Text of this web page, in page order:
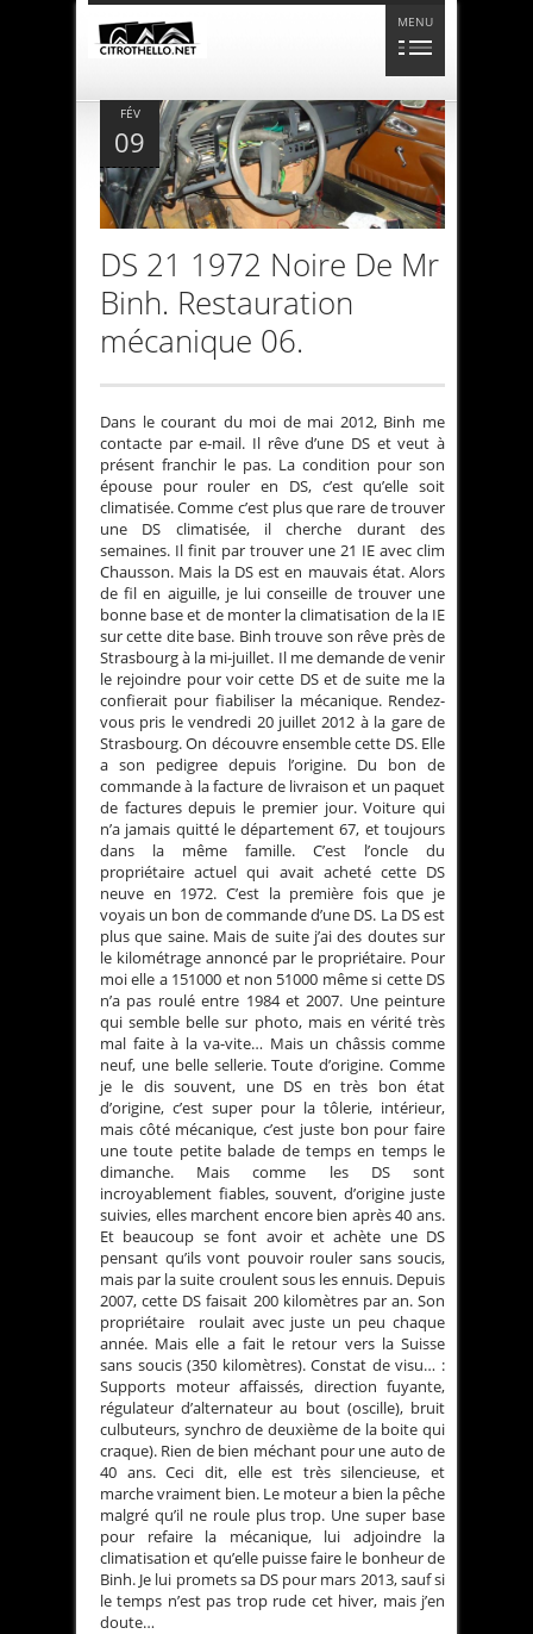
MENU
FÉV
09
DS 21 1972 Noire De Mr
Binh. Restauration
mécanique 06.
Dans le courant du moi de mai 2012, Binh me
contacte par e-mail. Il rêve d’une DS et veut à
présent franchir le pas. La condition pour son
épouse pour rouler en DS, c’est qu’elle soit
climatisée. Comme c’est plus que rare de trouver
une DS climatisée, il cherche durant des
semaines. Il finit par trouver une 21 IE avec clim
Chausson. Mais la DS est en mauvais état. Alors
de fil en aiguille, je lui conseille de trouver une
bonne base et de monter la climatisation de la IE
sur cette dite base. Binh trouve son rêve près de
Strasbourg à la mi-juillet. Il me demande de venir
le rejoindre pour voir cette DS et de suite me la
confierait pour fiabiliser la mécanique. Rendez-
vous pris le vendredi 20 juillet 2012 à la gare de
Strasbourg. On découvre ensemble cette DS. Elle
a son pedigree depuis l’origine. Du bon de
commande à la facture de livraison et un paquet
de factures depuis le premier jour. Voiture qui
n’a jamais quitté le département 67, et toujours
dans la même famille. C’est l’oncle du
propriétaire actuel qui avait acheté cette DS
neuve en 1972. C’est la première fois que je
voyais un bon de commande d’une DS. La DS est
plus que saine. Mais de suite j’ai des doutes sur
le kilométrage annoncé par le propriétaire. Pour
moi elle a 151000 et non 51000 même si cette DS
n’a pas roulé entre 1984 et 2007. Une peinture
qui semble belle sur photo, mais en vérité très
mal faite à la va-vite… Mais un châssis comme
neuf, une belle sellerie. Toute d’origine. Comme
je le dis souvent, une DS en très bon état
d’origine, c’est super pour la tôlerie, intérieur,
mais côté mécanique, c’est juste bon pour faire
une toute petite balade de temps en temps le
dimanche. Mais comme les DS sont
incroyablement fiables, souvent, d’origine juste
suivies, elles marchent encore bien après 40 ans.
Et beaucoup se font avoir et achète une DS
pensant qu’ils vont pouvoir rouler sans soucis,
mais par la suite croulent sous les ennuis. Depuis
2007, cette DS faisait 200 kilomètres par an. Son
propriétaire roulait avec juste un peu chaque
année. Mais elle a fait le retour vers la Suisse
sans soucis (350 kilomètres). Constat de visu… :
Supports moteur affaissés, direction fuyante,
régulateur d’alternateur au bout (oscille), bruit
culbuteurs, synchro de deuxième de la boite qui
craque). Rien de bien méchant pour une auto de
40 ans. Ceci dit, elle est très silencieuse, et
marche vraiment bien. Le moteur a bien la pêche
malgré qu’il ne roule plus trop. Une super base
pour refaire la mécanique, lui adjoindre la
climatisation et qu’elle puisse faire le bonheur de
Binh. Je lui promets sa DS pour mars 2013, sauf si
le temps n’est pas trop rude cet hiver, mais j’en
doute…